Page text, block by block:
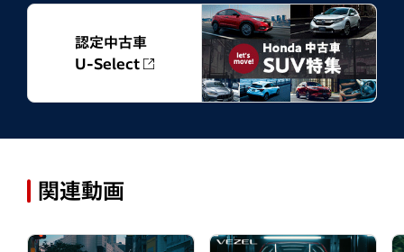
認定中古車
U-Select
関連動画